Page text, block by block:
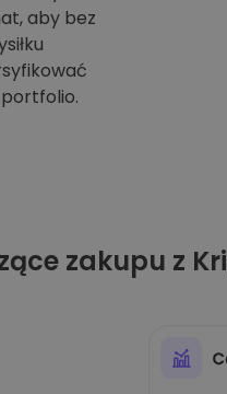
aby bez
zakupu z